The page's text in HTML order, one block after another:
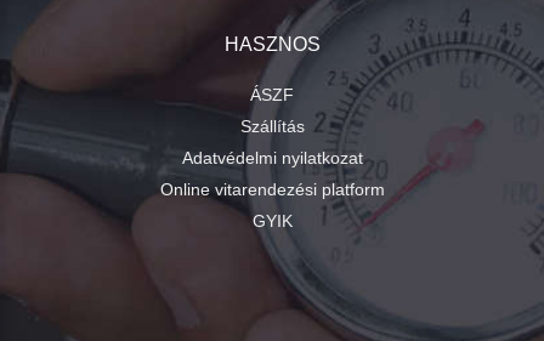
HASZNOS
ÁSZF
Szállítás
Adatvédelmi nyilatkozat
Online vitarendezési platform
GYIK